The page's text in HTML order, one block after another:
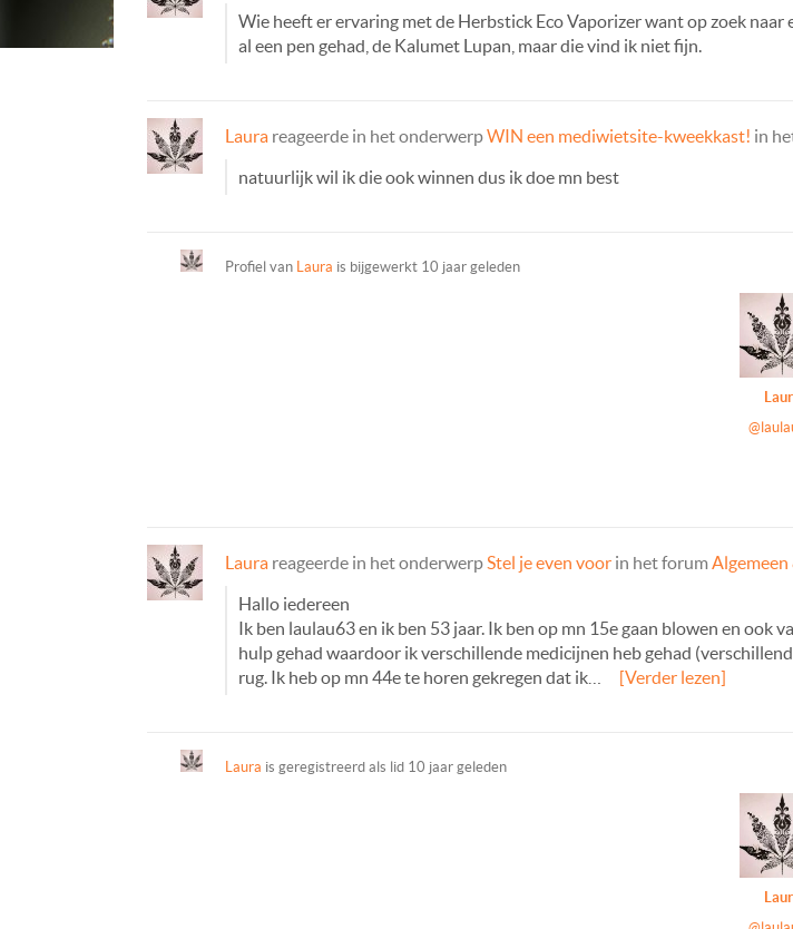
Wie heeft er ervaring met de Herbstick Eco Vaporizer want op zoek
al een pen gehad, de Kalumet Lupan, maar die vind ik niet fijn.
Laura reageerde in het onderwerpWIN een mediwietsite-kweekkast! in
natuurlijk wil ik die ook winnen dus ik doe mn best
Profiel van Laura is bijgewerkt 10 jaar geleden
Laura reageerde in het onderwerp Stel je even voor in het forum
Hallo iedereen
Ik ben laulau63 en ik ben 53 jaar. Ik ben op mn 15e gaan blowen en ook
hulp gehad waardoor ik verschillende medicijnen heb gehad
rug. Ik heb op mn 44e te horen gekregen dat ik…
[Verder lezen]
Laura is geregistreerd als lid 10 jaar geleden